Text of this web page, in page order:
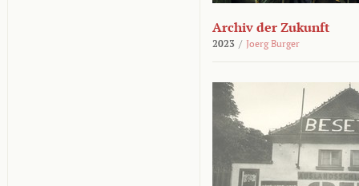
Archiv der Zukunft
2023 / Joerg Burger